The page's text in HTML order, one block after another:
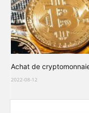
Achat de
2022-08-12